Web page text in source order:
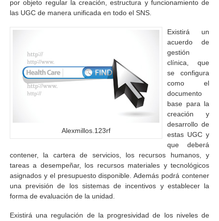
por objeto regular la creación, estructura y funcionamiento de
las UGC de manera unificada en todo el SNS.
Alexmillos.123rf
Existirá un
acuerdo de
gestión
clínica, que
se configura
como el
documento
base para la
creación y
desarrollo de
estas UGC y
que deberá
contener, la cartera de servicios, los recursos humanos, y
tareas a desempeñar, los recursos materiales y tecnológicos
asignados y el presupuesto disponible. Además podrá contener
una previsión de los sistemas de incentivos y establecer la
forma de evaluación de la unidad.
Existirá una regulación de la progresividad de los niveles de